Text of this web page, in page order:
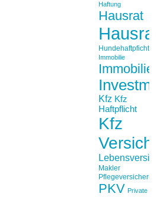
Haftung
Hausrat
Hundehaftpficht
Immobilie
Kfz Kfz
Haftpflicht
Kfz
Makler
Pflegeversicherung
PKV Private